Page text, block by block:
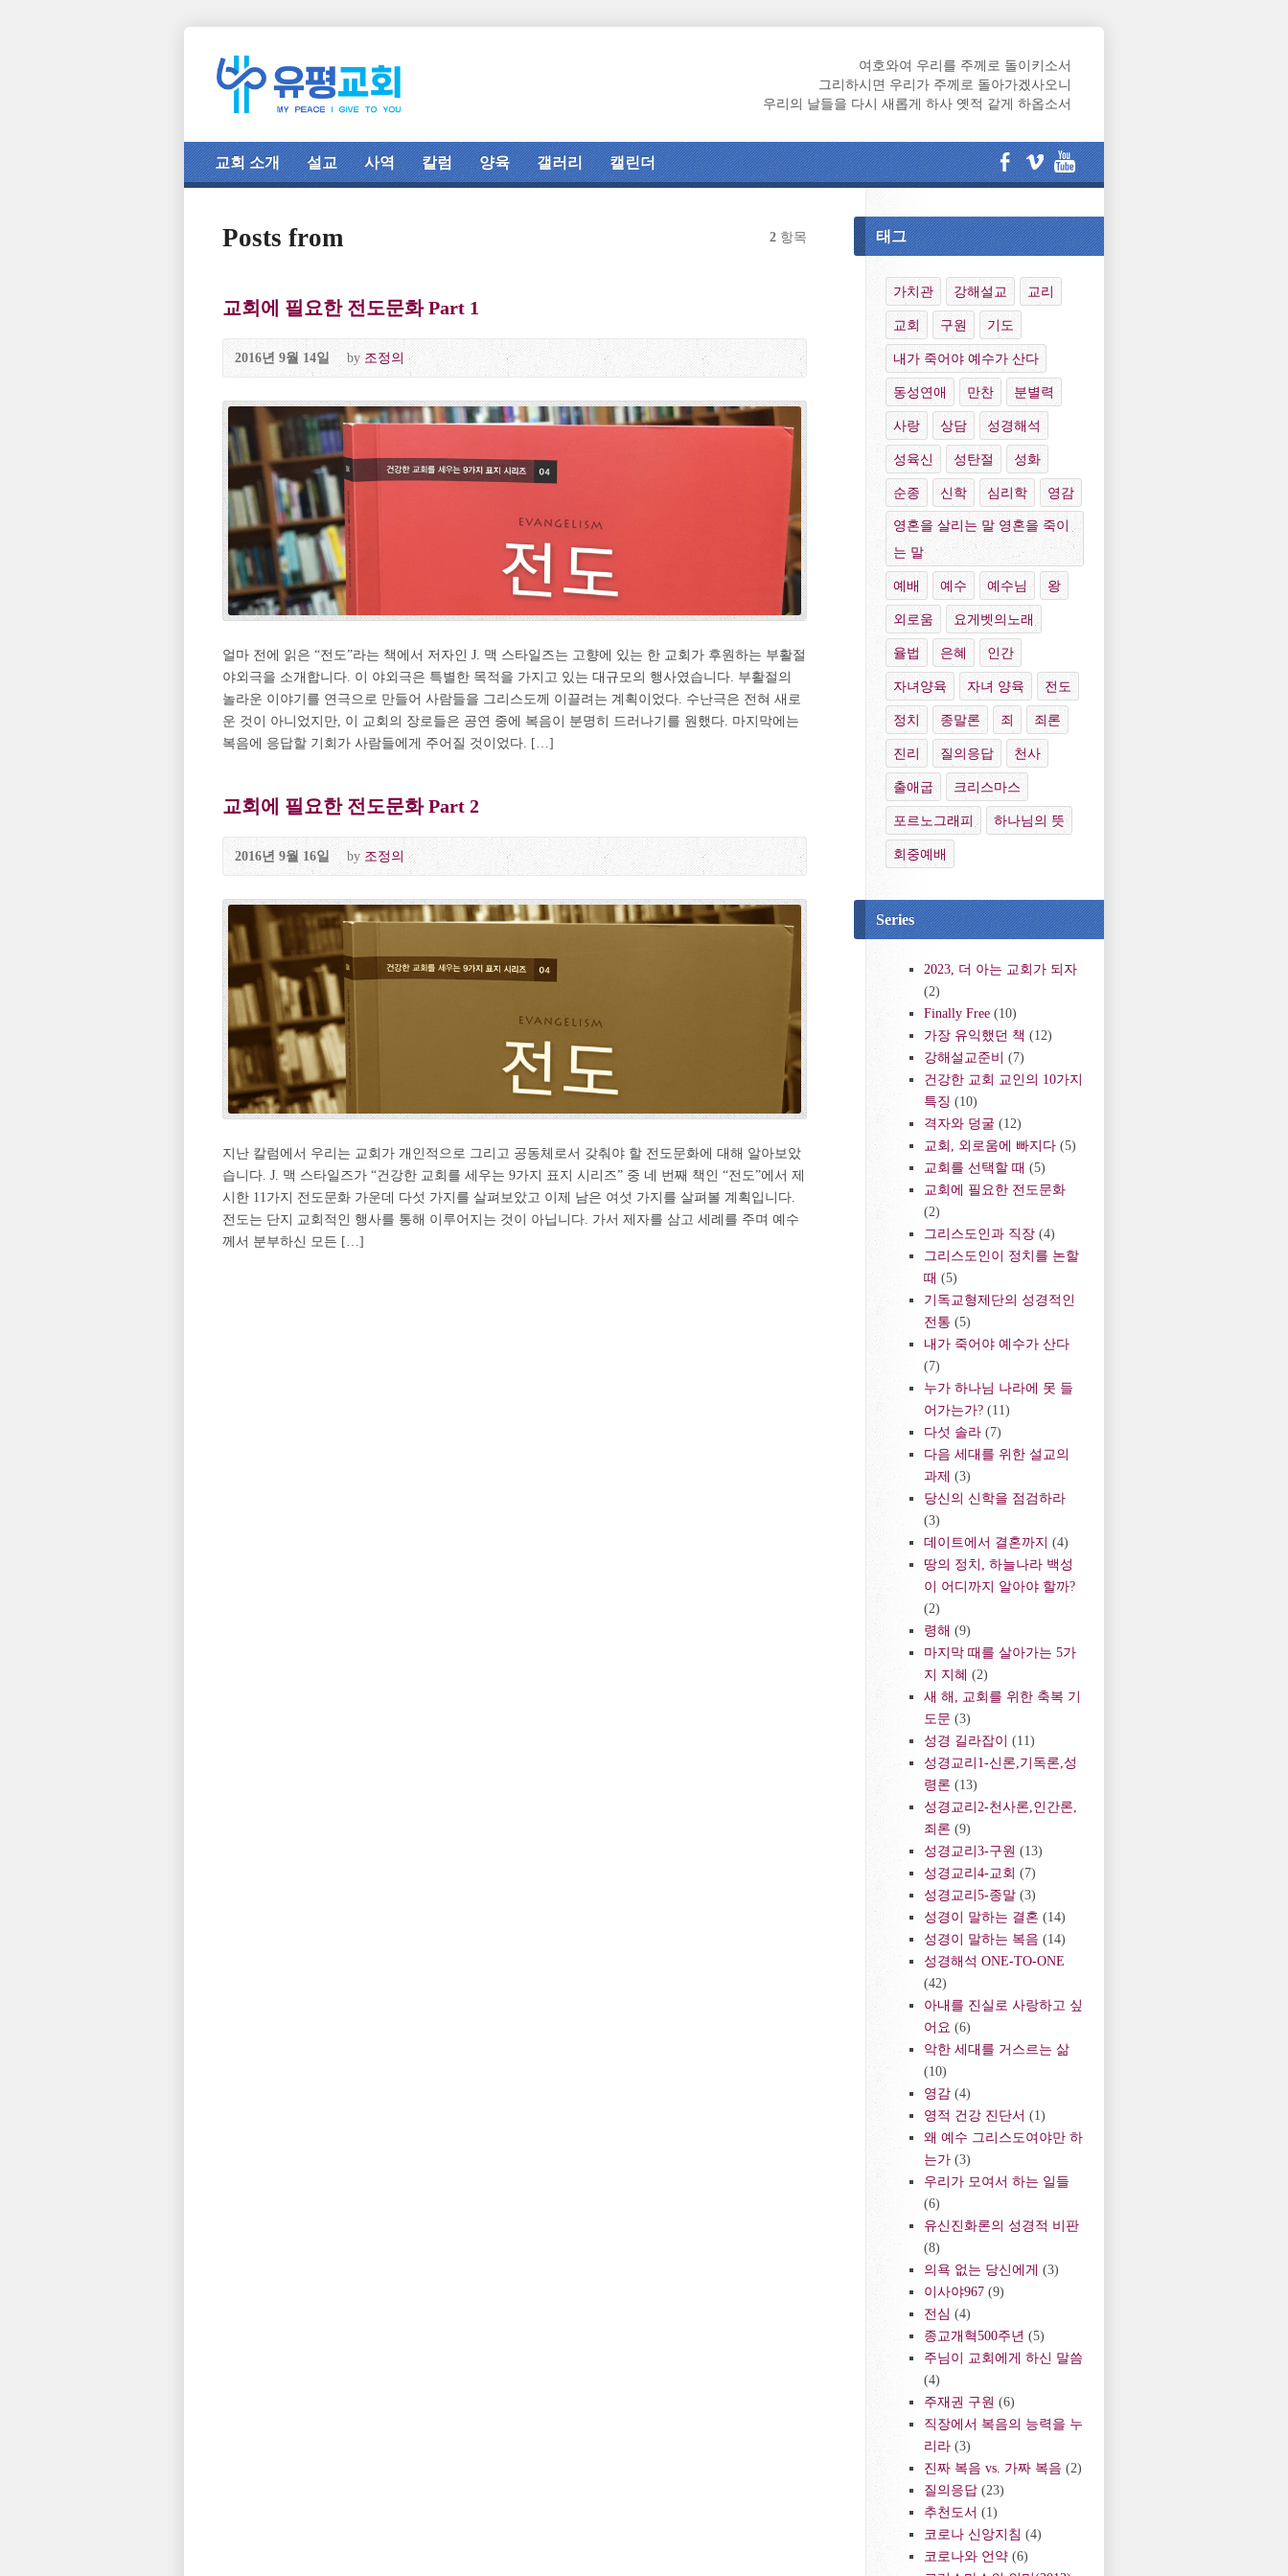
여호와여 우리를 주께로 돌이키소서
그리하시면 우리가 주께로 돌아가겠사오니
우리의 날들을 다시 새롭게 하사 옛적 같게 하옵소서
교회 소개 설교 사역 칼럼 양육 갤러리 캘린더
Posts from 2 항목
교회에 필요한 전도문화 Part 1
2016년 9월 14일 by 조정의
얼마 전에 읽은 “전도”라는 책에서 저자인 J. 맥 스타일즈는 고향에 있는 한 교회가 후원하는 부활절
야외극을 소개합니다. 이 야외극은 특별한 목적을 가지고 있는 대규모의 행사였습니다. 부활절의
놀라운 이야기를 연극으로 만들어 사람들을 그리스도께 이끌려는 계획이었다. 수난극은 전혀 새로
운 것이 아니었지만, 이 교회의 장로들은 공연 중에 복음이 분명히 드러나기를 원했다. 마지막에는
복음에 응답할 기회가 사람들에게 주어질 것이었다. […]
교회에 필요한 전도문화 Part 2
2016년 9월 16일 by 조정의
지난 칼럼에서 우리는 교회가 개인적으로 그리고 공동체로서 갖춰야 할 전도문화에 대해 알아보았
습니다. J. 맥 스타일즈가 “건강한 교회를 세우는 9가지 표지 시리즈” 중 네 번째 책인 “전도”에서 제
시한 11가지 전도문화 가운데 다섯 가지를 살펴보았고 이제 남은 여섯 가지를 살펴볼 계획입니다.
전도는 단지 교회적인 행사를 통해 이루어지는 것이 아닙니다. 가서 제자를 삼고 세례를 주며 예수
께서 분부하신 모든 […]
태그
가치관 강해설교 교리
교회 구원 기도
내가 죽어야 예수가 산다
동성연애 만찬 분별력
사랑 상담 성경해석
성육신 성탄절 성화
순종 신학 심리학 영감
영혼을 살리는 말 영혼을 죽이
는 말
예배 예수 예수님 왕
외로움 요게벳의노래
율법 은혜 인간
자녀양육 자녀 양육 전도
정치 종말론 죄 죄론
진리 질의응답 천사
출애굽 크리스마스
포르노그래피 하나님의 뜻
회중예배
Series
2023, 더 아는 교회가 되자
(2)
Finally Free (10)
가장 유익했던 책 (12)
강해설교준비 (7)
건강한 교회 교인의 10가지
특징 (10)
격자와 덩굴 (12)
교회, 외로움에 빠지다 (5)
교회를 선택할 때 (5)
교회에 필요한 전도문화
(2)
그리스도인과 직장 (4)
그리스도인이 정치를 논할
때 (5)
기독교형제단의 성경적인
전통 (5)
내가 죽어야 예수가 산다
(7)
누가 하나님 나라에 못 들
어가는가? (11)
다섯 솔라 (7)
다음 세대를 위한 설교의
과제 (3)
당신의 신학을 점검하라
(3)
데이트에서 결혼까지 (4)
땅의 정치, 하늘나라 백성
이 어디까지 알아야 할까?
(2)
령해 (9)
마지막 때를 살아가는 5가
지 지혜 (2)
새 해, 교회를 위한 축복 기
도문 (3)
성경 길라잡이 (11)
성경교리1-신론,기독론,성
령론 (13)
성경교리2-천사론,인간론,
죄론 (9)
성경교리3-구원 (13)
성경교리4-교회 (7)
성경교리5-종말 (3)
성경이 말하는 결혼 (14)
성경이 말하는 복음 (14)
성경해석 ONE-TO-ONE
(42)
아내를 진실로 사랑하고 싶
어요 (6)
악한 세대를 거스르는 삶
(10)
영감 (4)
영적 건강 진단서 (1)
왜 예수 그리스도여야만 하
는가 (3)
우리가 모여서 하는 일들
(6)
유신진화론의 성경적 비판
(8)
의욕 없는 당신에게 (3)
이사야967 (9)
전심 (4)
종교개혁500주년 (5)
주님이 교회에게 하신 말씀
(4)
주재권 구원 (6)
직장에서 복음의 능력을 누
리라 (3)
진짜 복음 vs. 가짜 복음 (2)
질의응답 (23)
추천도서 (1)
코로나 신앙지침 (4)
코로나와 언약 (6)